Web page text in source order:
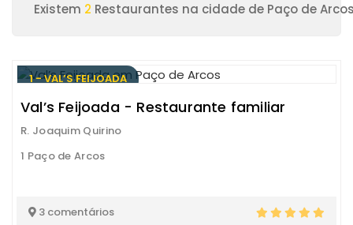
Existem 2 Restaurantes na cidade de Paço de
1 - VAL’S FEIJOADA
Val’s Feijoada - Restaurante familiar
R. Joaquim Quirino
1 Paço de Arcos
3 comentários